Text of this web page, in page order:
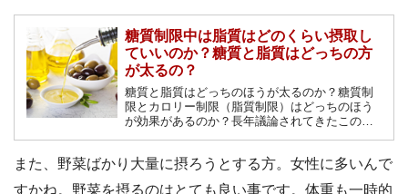
糖質制限中は脂質はどのくらい摂取し
ていいのか？糖質と脂質はどっちの方
が太るの？
糖質と脂質はどっちのほうが太るのか？糖質制
限とカロリー制限（脂質制限）はどっちのほう
が効果があるのか？長年議論されてきたこの疑
また、野菜ばかり大量に摂ろうとする方。女性に多いんで
すかね。野菜を摂るのはとても良い事です。体重も一時的